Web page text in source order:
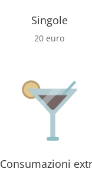
Singole
20 euro
Consumazioni